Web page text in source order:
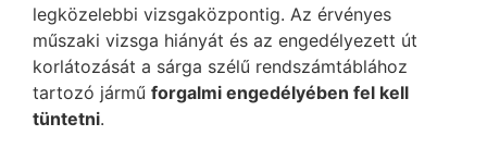
legközelebbi vizsgaközpontig. Az érvényes
műszaki vizsga hiányát és az engedélyezett út
korlátozását a sárga szélű rendszámtáblához
tartozó jármű forgalmi engedélyében fel kell
tüntetni.